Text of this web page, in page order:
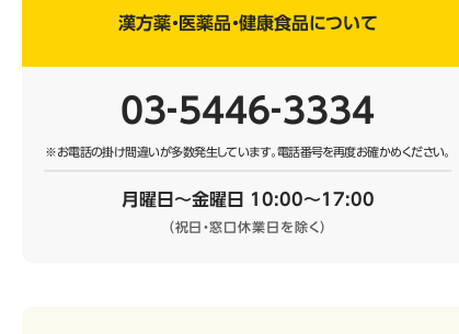
漢方薬・医薬品・健康食品について
03‐5446‐3334
※お電話の掛け間違いが多数発生しています。電話番号を再度お確かめください。
月曜日～金曜日 10:00～17:00
（祝日・窓口休業日を除く）